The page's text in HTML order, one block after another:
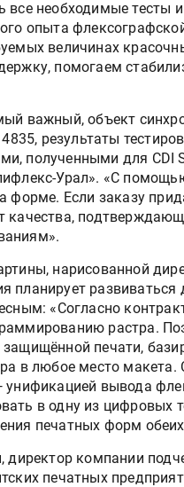
все необходимые тесты
опыта
величинах
помогаем
важный, объект
результаты
полученными для CDI
Урал». «С
форме. Если заказу
качества,
нарисованной
планирует
«Согласно
растра.
печати,
в любое место
унификацией вывода
в одну из цифровых
печатных форм
директор компании
печатных
опубликовал
2026 года
стол на тему РОП
июля
утилизации»
2026 приглашает за
и новыми
для брендов